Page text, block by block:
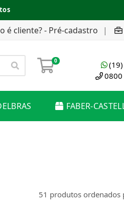
é cliente? - Pré-cadastro |
0
0800
FABER-
51 produtos ordenados